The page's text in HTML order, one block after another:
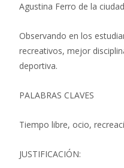
Agustina Ferro de la
Observando en los
recreativos, mejor
deportiva.
PALABRAS CLAVES
Tiempo libre, ocio,
JUSTIFICACIÓN: